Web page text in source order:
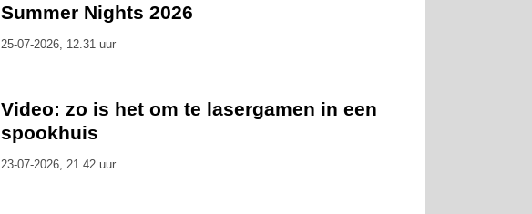
Summer Nights 2026
25-07-2026, 12.31 uur
Video: zo is het om te lasergamen in een
spookhuis
23-07-2026, 21.42 uur